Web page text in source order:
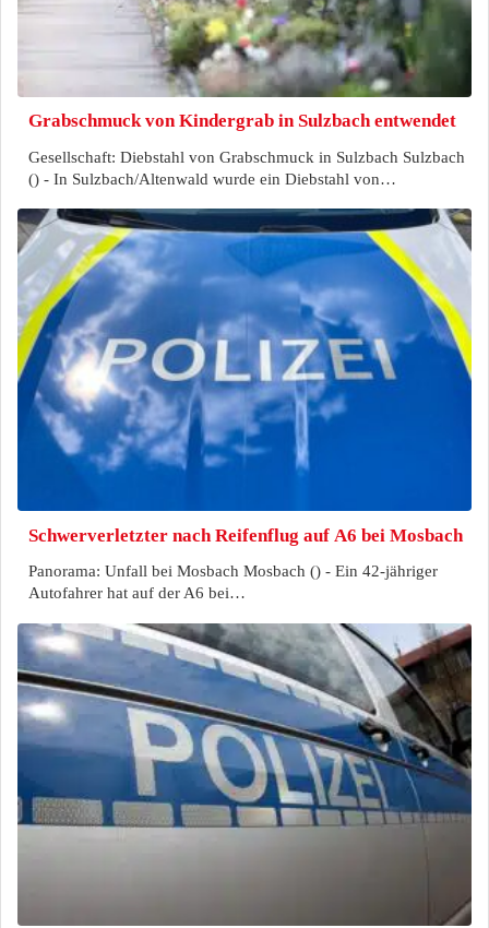
Grabschmuck von Kindergrab in Sulzbach entwendet
Gesellschaft: Diebstahl von Grabschmuck in Sulzbach Sulzbach
() - In Sulzbach/Altenwald wurde ein Diebstahl von…
Schwerverletzter nach Reifenflug auf A6 bei Mosbach
Panorama: Unfall bei Mosbach Mosbach () - Ein 42-jähriger
Autofahrer hat auf der A6 bei…